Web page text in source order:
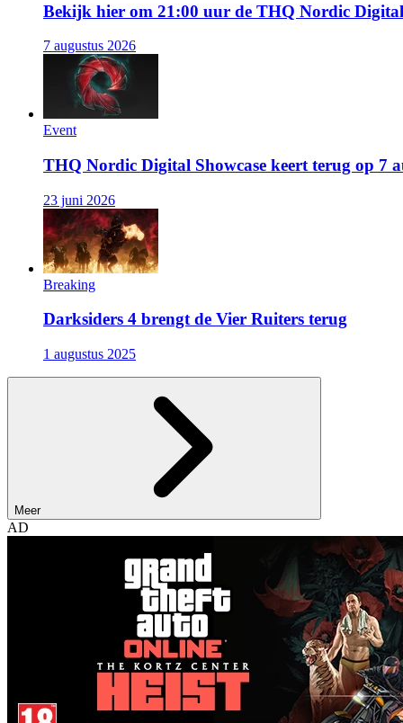
Bekijk hier om 21:00 uur de THQ Nordic Digital
7 augustus 2026
Event
THQ Nordic Digital Showcase keert terug op 7
23 juni 2026
Breaking
Darksiders 4 brengt de Vier Ruiters terug
1 augustus 2025
Meer
AD